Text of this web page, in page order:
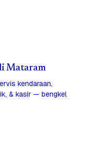
Mataram
kendaraan,
& kasir — bengkel